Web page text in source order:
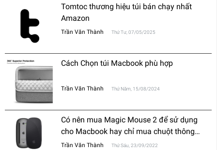
Tomtoc thương hiệu túi bán chạy nhất
Amazon
Trần Văn Thành Thứ Tư, 07/05/2025
Cách Chọn túi Macbook phù hợp
Trần Văn Thành Thứ Năm, 15/08/2024
Có nên mua Magic Mouse 2 để sử dụng
cho Macbook hay chỉ mua chuột thông
thường?
Trần Văn Thành Thứ Sáu, 23/09/2022